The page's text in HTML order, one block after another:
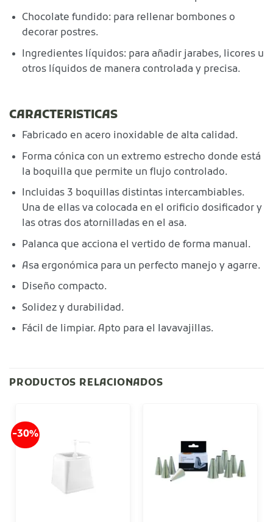
Chocolate fundido: para rellenar bombones o
decorar postres.
Ingredientes líquidos: para añadir jarabes, licores u
otros líquidos de manera controlada y precisa.
CARACTERISTICAS
Fabricado en acero inoxidable de alta calidad.
Forma cónica con un extremo estrecho donde está
la boquilla que permite un flujo controlado.
Incluidas 3 boquillas distintas intercambiables.
Una de ellas va colocada en el orificio dosificador y
las otras dos atornilladas en el asa.
Palanca que acciona el vertido de forma manual.
Asa ergonómica para un perfecto manejo y agarre.
Diseño compacto.
Solidez y durabilidad.
Fácil de limpiar. Apto para el lavavajillas.
PRODUCTOS RELACIONADOS
-30%